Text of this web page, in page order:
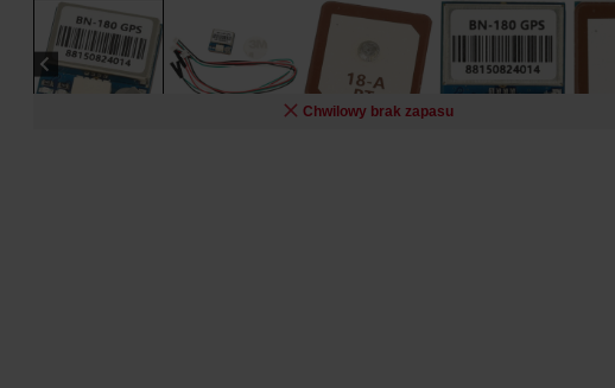
Chwilowy brak zapasu